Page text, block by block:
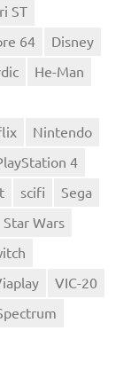
ST
64
Disney
He-Man
Nintendo
4
scifi
Sega
Star Wars
VIC-20